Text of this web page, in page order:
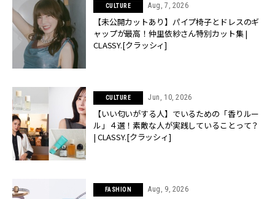
CULTURE Aug, 7, 2026
【未公開カットあり】パイプ椅子とドレスのギ
ャップが最高！仲里依紗さん特別カット集 |
CLASSY.[クラッシィ]
CULTURE Jun, 10, 2026
【いい匂いがする人】でいるための「香りルー
ル」４選！素敵な人が実践していることって？
| CLASSY.[クラッシィ]
FASHION Aug, 9, 2026